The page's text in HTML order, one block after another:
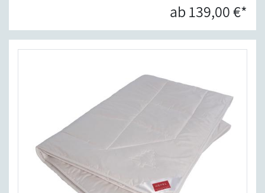
ab 139,00 €*